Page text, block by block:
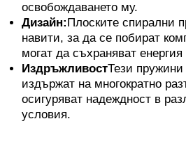
освобождаването му.
Дизайн: Плоските спирални
навити, за да се побират
могат да съхраняват
ИздръжливостТези пружини
издържат на многократно
осигуряват надеждност в
условия.